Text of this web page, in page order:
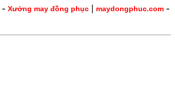
- Xưởng may đồng phục | maydongphuc.com -